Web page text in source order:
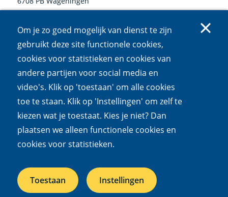
Om je zo goed mogelijk van dienst te zijn
gebruikt deze site functionele cookies,
cookies voor statistieken en cookies van
andere partijen voor social media en
video's. Klik op 'toestaan' om alle cookies
toe te staan. Klik op 'Instellingen' om zelf te
kiezen wat je toestaat. Kies je niet? Dan
plaatsen we alleen functionele cookies en
cookies voor statistieken.
Toestaan Instellingen
communicatie@nioo.knaw.nl
Volg ons
Linkedin
link)
Instagram
(externe
link)
Bluesky
link)
Facebook
(externe
link)
Mastodon
link)
Youtube
(externe
link)
Cookies Privacy Responsible disclosureToegankelijkheid
Wet open overheid
Het NIOO is een onderdeel van de
Koninklijke Nederlandse
Akademie van Wetenschappen